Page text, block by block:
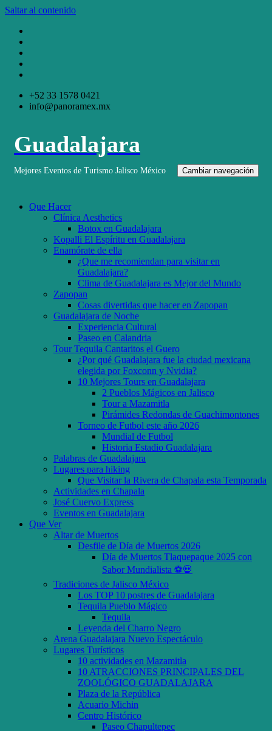
Saltar al contenido
+52 33 1578 0421
info@panoramex.mx
Guadalajara
Mejores Eventos de Turismo Jalisco México Cambiar navegación
Que Hacer
Clínica Aesthetics
Botox en Guadalajara
Kopalli El Espíritu en Guadalajara
Enamórate de ella
¿Que me recomiendan para visitar en
Guadalajara?
Clima de Guadalajara es Mejor del Mundo
Zapopan
Cosas divertidas que hacer en Zapopan
Guadalajara de Noche
Experiencia Cultural
Paseo en Calandria
Tour Tequila Cantaritos el Guero
¿Por qué Guadalajara fue la ciudad mexicana
elegida por Foxconn y Nvidia?
10 Mejores Tours en Guadalajara
2 Pueblos Mágicos en Jalisco
Tour a Mazamitla
Pirámides Redondas de Guachimontones
Torneo de Futbol este año 2026
Mundial de Futbol
Historia Estadio Guadalajara
Palabras de Guadalajara
Lugares para hiking
Que Visitar la Rivera de Chapala esta Temporada
Actividades en Chapala
José Cuervo Express
Eventos en Guadalajara
Que Ver
Altar de Muertos
Desfile de Día de Muertos 2026
Día de Muertos Tlaquepaque 2025 con
Sabor Mundialista ⚽💀
Tradiciones de Jalisco México
Los TOP 10 postres de Guadalajara
Tequila Pueblo Mágico
Tequila
Leyenda del Charro Negro
Arena Guadalajara Nuevo Espectáculo
Lugares Turísticos
10 actividades en Mazamitla
10 ATRACCIONES PRINCIPALES DEL
ZOOLÓGICO GUADALAJARA
Plaza de la República
Acuario Michin
Centro Histórico
Paseo Chapultepec